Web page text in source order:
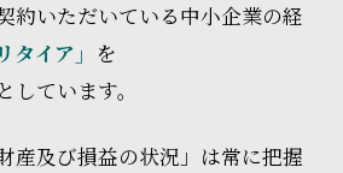
約いただいている中小企業の経
タイア」 を
としています。
産及び損益の状況」は常に把握